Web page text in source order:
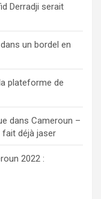
Derradji serait
un bordel en
plateforme de
dans Cameroun –
fait déjà jaser
2022 :